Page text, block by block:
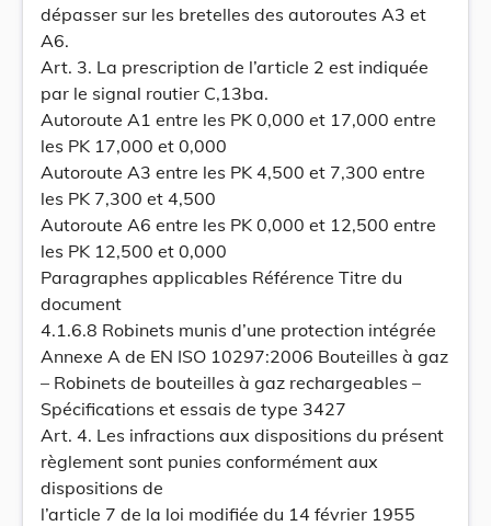
dépasser sur les bretelles des autoroutes A3 et
A6.
Art. 3. La prescription de l’article 2 est indiquée
par le signal routier C,13ba.
Autoroute A1 entre les PK 0,000 et 17,000 entre
les PK 17,000 et 0,000
Autoroute A3 entre les PK 4,500 et 7,300 entre
les PK 7,300 et 4,500
Autoroute A6 entre les PK 0,000 et 12,500 entre
les PK 12,500 et 0,000
Paragraphes applicables Référence Titre du
document
4.1.6.8 Robinets munis d’une protection intégrée
Annexe A de EN ISO 10297:2006 Bouteilles à gaz
– Robinets de bouteilles à gaz rechargeables –
Spécifications et essais de type 3427
Art. 4. Les infractions aux dispositions du présent
règlement sont punies conformément aux
dispositions de
l’article 7 de la loi modifiée du 14 février 1955